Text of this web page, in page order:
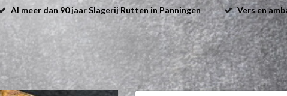
Al meer dan 90 jaar Slagerij Rutten in Panningen Vers en